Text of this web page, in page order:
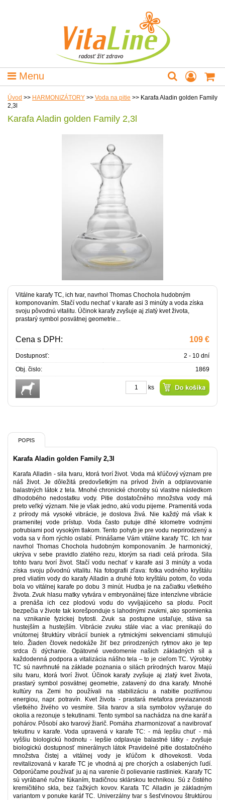
Menu
Úvod >> HARMONIZÁTORY >> Voda na pitie >> Karafa Aladin golden Family
2,3l
Karafa Aladin golden Family 2,3l
Vitálne karafy TC, ich tvar, navrhol Thomas Chochola hudobným
komponovaním. Stačí vodu nechať v karafe asi 3 minúty a voda získa
svoju pôvodnú vitalitu. Účinok karafy zvyšuje aj zlatý kvet života,
prastarý symbol posvätnej geometrie...
Cena s DPH: 109 €
Dostupnosť:
2 - 10 dní
Obj. čislo:
1869
ks
POPIS
Karafa Aladin golden Family 2,3l
Karafa Alladin - sila tvaru, ktorá tvorí život. Voda má kľúčový význam pre
náš život. Je dôležitá predovšetkým na prívod živín a odplavovanie
balastných látok z tela. Mnohé chronické choroby sú vlastne následkom
dlhodobého nedostatku vody. Pitie dostatočného množstva vody má
preto veľký význam. Nie je však jedno, akú vodu pijeme. Pramenitá voda
z prírody má vysoké vibrácie, je doslova živá. Nie každý má však k
pramenitej vode prístup. Voda často putuje dlhé kilometre vodnými
potrubiami pod vysokým tlakom. Tento pohyb je pre vodu neprirodzený a
voda sa v ňom rýchlo oslabí. Prinášame Vám vitálne karafy TC. Ich tvar
navrhol Thomas Chochola hudobným komponovaním. Je harmonický,
ukrýva v sebe pravidlo zlatého rezu, ktorým sa riadi celá príroda. Sila
tohto tvaru tvorí život. Stačí vodu nechať v karafe asi 3 minúty a voda
získa svoju pôvodnú vitalitu. Na fotografii zľava: fotka vodného kryštálu
pred vliatím vody do karafy Alladin a druhé foto kryštálu potom, čo voda
bola vo vitálnej karafe po dobu 3 minút. Hudba je na začiatku všetkého
života. Zvuk hlasu matky vytvára v embryonálnej fáze intenzívne vibrácie
a prenáša ich cez plodovú vodu do vyvíjajúceho sa plodu. Pocit
bezpečia v živote tak korešponduje s lahodnými zvukmi, ako spomienka
na vznikanie fyzickej bytosti. Zvuk sa postupne ustaľuje, stáva sa
hustejším a hustejším. Vibrácie zvuku stále viac a viac prenikajú do
vnútornej štruktúry vibrácií buniek a rytmickými sekvenciami stimulujú
telo. Žiaden človek nedokáže žiť bez prirodzených rytmov ako je tep
srdca či dýchanie. Opätovné uvedomenie našich základných síl a
každodenná podpora a vitalizácia nášho tela – to je cieľom TC. Výrobky
TC sú navrhnuté na základe poznania o silách prírodných tvarov. Majú
silu tvaru, ktorá tvorí život. Účinok karafy zvyšuje aj zlatý kvet života,
prastarý symbol posvätnej geometrie, zatavený do dna karafy. Mnohé
kultúry na Zemi ho používali na stabilizáciu a nabitie pozitívnou
energiou, napr. potravín. Kvet života - prastará metafora previazanosti
všetkého živého vo vesmíre. Sila tvarov a sila symbolov vyžaruje do
okolia a rezonuje s tekutinami. Tento symbol sa nachádza na dne karáf a
pohárov. Pôsobí ako tvarový žiarič. Pomáha zharmonizovať a navibrovať
tekutinu v karafe. Voda upravená v karafe TC: - má lepšiu chuť - má
vyššiu biologickú hodnotu - lepšie odplavuje balastné látky - zvyšuje
biologickú dostupnosť minerálnych látok Pravidelné pitie dostatočného
množstva čistej a vitálnej vody je kľúčom k dlhovekosti. Voda
revitalizovaná v karafe TC je vhodná aj pre chorých a oslabených ľudí.
Odporúčame používať ju aj na varenie či polievanie rastliniek. Karafy TC
sú vyrábané ručne fúkaním, tradičnou sklárskou technikou. Sú z čistého
kremičitého skla, bez ťažkých kovov. Karafa TC Alladin je základným
variantom v ponuke karáf TC. Univerzálny tvar s šesťvlnovou štruktúrou